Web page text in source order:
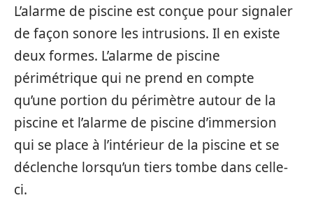
L’alarme de piscine est conçue pour signaler
de façon sonore les intrusions. Il en existe
deux formes. L’alarme de piscine
périmétrique qui ne prend en compte
qu’une portion du périmètre autour de la
piscine et l’alarme de piscine d’immersion
qui se place à l’intérieur de la piscine et se
déclenche lorsqu’un tiers tombe dans celle-
ci.